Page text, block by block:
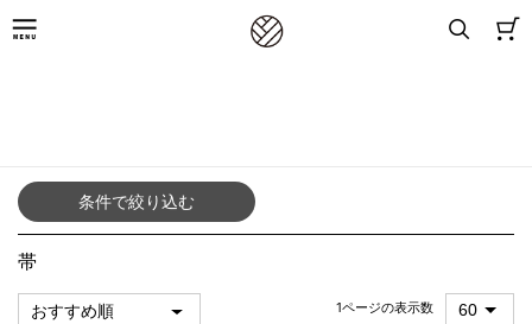
条件で絞り込む
帯
1ページの表示数